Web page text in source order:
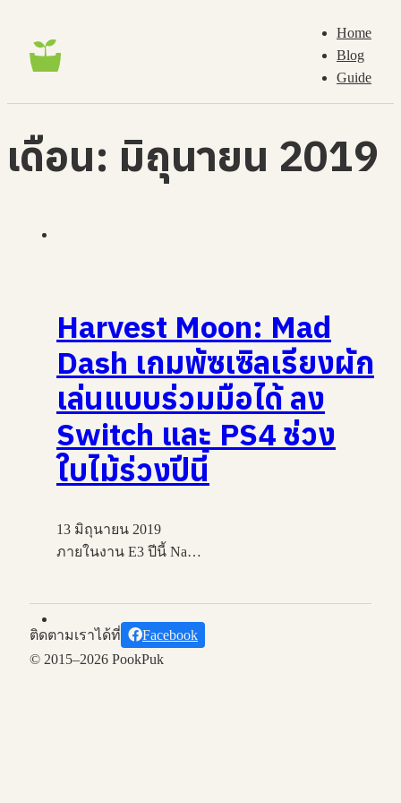
Home
Blog
Guide
เดือน: มิถุนายน 2019
Harvest Moon: Mad
Dash เกมพัซเซิลเรียงผัก
เล่นแบบร่วมมือได้ ลง
Switch และ PS4 ช่วง
ใบไม้ร่วงปีนี้
13 มิถุนายน 2019
ภายในงาน E3 ปีนี้ Na…
ติดตามเราได้ที่
Facebook
© 2015–2026 PookPuk